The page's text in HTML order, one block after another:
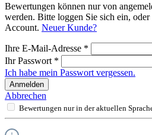
Bewertungen können nur von
werden. Bitte loggen Sie sich ein, oder
Account. Neuer Kunde?
Ihre E-Mail-Adresse *
Ihr Passwort *
Ich habe mein Passwort vergessen.
Anmelden
Abbrechen
Bewertungen nur in der aktuellen